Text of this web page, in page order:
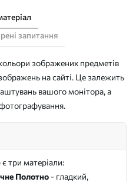
запитання
зображених предметів
на сайті. Це залежить
вашого монітора, а
є три матеріали:
Полотно - гладкий,